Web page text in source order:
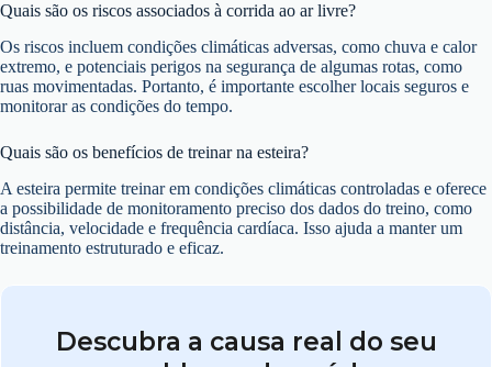
Quais são os riscos associados à corrida ao ar livre?
Os riscos incluem condições climáticas adversas, como chuva e calor
extremo, e potenciais perigos na segurança de algumas rotas, como
ruas movimentadas. Portanto, é importante escolher locais seguros e
monitorar as condições do tempo.
Quais são os benefícios de treinar na esteira?
A esteira permite treinar em condições climáticas controladas e oferece
a possibilidade de monitoramento preciso dos dados do treino, como
distância, velocidade e frequência cardíaca. Isso ajuda a manter um
treinamento estruturado e eficaz.
Descubra a causa real do seu